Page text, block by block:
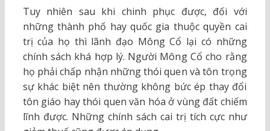
Tuy nhiên sau khi chinh phục được, đối với
những thành phố hay quốc gia thuộc quyền cai
trị của họ thì lãnh đạo Mông Cổ lại có những
chính sách khá hợp lý. Người Mông Cổ cho rằng
họ phải chấp nhận những thói quen và tôn trọng
sự khác biệt nên thường không bức ép thay đổi
tôn giáo hay thói quen văn hóa ở vùng đất chiếm
lĩnh được. Những chính sách cai trị tích cực như